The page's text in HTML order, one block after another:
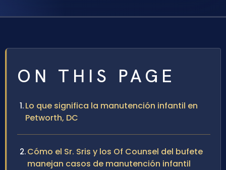
ON THIS PAGE
Lo que significa la manutención infantil en
Petworth, DC
Cómo el Sr. Sris y los Of Counsel del bufete
manejan casos de manutención infantil